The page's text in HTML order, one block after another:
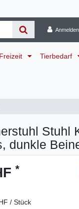
Anmelden
Tierbedarf
Stuhl
dunkle
*
/ Stück